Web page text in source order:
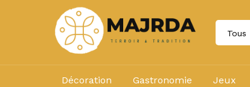
Tous
Décoration Gastronomie Jeux